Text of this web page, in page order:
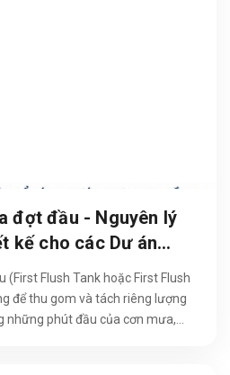
đợt đầu - Nguyên lý
kế cho các Dư án
bến xe
(First Flush Tank hoặc First Flush
để thu gom và tách riêng lượng
những phút đầu của cơn mưa,